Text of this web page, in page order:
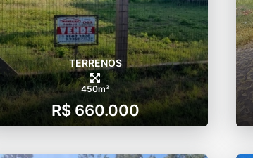
TERRENOS
450m²
R$ 660.000